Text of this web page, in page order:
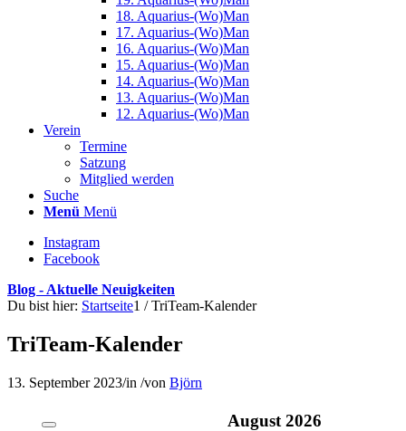
18. Aquarius-(Wo)Man
17. Aquarius-(Wo)Man
16. Aquarius-(Wo)Man
15. Aquarius-(Wo)Man
14. Aquarius-(Wo)Man
13. Aquarius-(Wo)Man
12. Aquarius-(Wo)Man
Verein
Termine
Satzung
Mitglied werden
Suche
Menü Menü
Instagram
Facebook
Blog - Aktuelle Neuigkeiten
Du bist hier: Startseite1 / TriTeam-Kalender
TriTeam-Kalender
13. September 2023/in /von Björn
August 2026